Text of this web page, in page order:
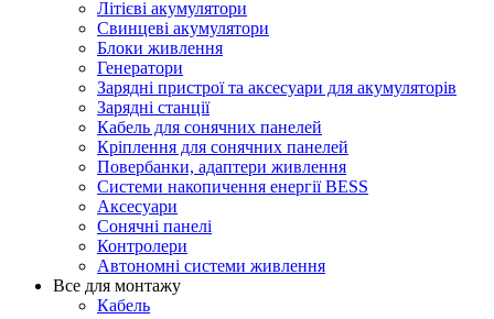
Літієві акумулятори
Свинцеві акумулятори
Блоки живлення
Генератори
Зарядні пристрої та аксесуари для акумуляторів
Зарядні станції
Кабель для сонячних панелей
Кріплення для сонячних панелей
Повербанки, адаптери живлення
Системи накопичення енергії BESS
Аксесуари
Сонячні панелі
Контролери
Автономні системи живлення
Все для монтажу
Кабель